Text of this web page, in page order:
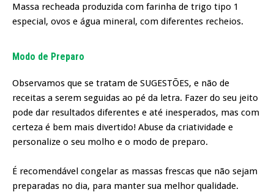
Massa recheada produzida com farinha de trigo tipo 1
especial, ovos e água mineral, com diferentes recheios.
Modo de Preparo
Observamos que se tratam de SUGESTÕES, e não de
receitas a serem seguidas ao pé da letra. Fazer do seu jeito
pode dar resultados diferentes e até inesperados, mas com
certeza é bem mais divertido! Abuse da criatividade e
personalize o seu molho e o modo de preparo.
É recomendável congelar as massas frescas que não sejam
preparadas no dia, para manter sua melhor qualidade.